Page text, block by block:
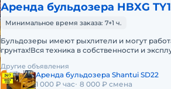
Аренда бульдозера HBXG
Минимальное время заказа: 7+1 ч.
Бульдозеры имеют рыхлители и могут
грунтах!Вся техника в собственности и
Другие объявления
Аренда бульдозера Shantui SD22
1 000 ₽ час 8 000 ₽ смена